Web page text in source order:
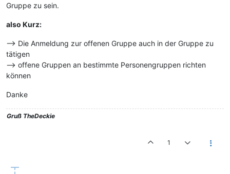
Gruppe zu sein.
also Kurz:
--> Die Anmeldung zur offenen Gruppe auch in der Gruppe zu
tätigen
--> offene Gruppen an bestimmte Personengruppen richten
können
Danke
Gruß TheDeckie
1